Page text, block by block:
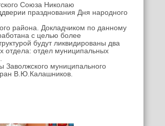
Союза Николаю
празднования Дня народного
района. Докладчиком по данному
с целью более
будут ликвидированы два
отдела: отдел муниципальных
Заволжского муниципального
В.Ю.Калашников.